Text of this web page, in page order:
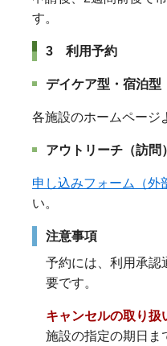
す。
3 利用予約
デイケア型・宿泊型
各施設のホームページ
アウトリーチ（訪問
申し込みフォーム（外
い。
注意事項
予約には、利用承認
要です。
キャンセルの取り扱
施設の指定の期日ま